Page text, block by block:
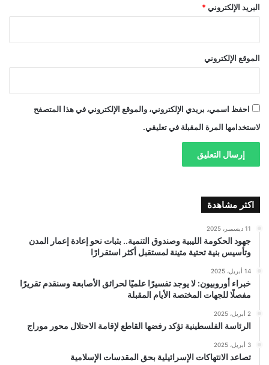
البريد الإلكتروني *
الموقع الإلكتروني
احفظ اسمي، بريدي الإلكتروني، والموقع الإلكتروني في هذا المتصفح
لاستخدامها المرة المقبلة في تعليقي.
اكثر مشاهدة
11 ديسمبر، 2025
جهود الحكومة الليبية وصندوق التنمية.. بثبات نحو إعادة إعمار المدن
وتأسيس بنية تحتية متينة لمستقبل أكثر استقرارًا
14 أبريل، 2025
خبراء أوروبيون: لا يوجد تفسيرًا علميًا لحرائق الأصابعة وسنقدم تقريرًا
مفصلًا للجهات المختصة الأيام المقبلة
2 أبريل، 2025
الرئاسة الفلسطينية تؤكد رفضها القاطع لإقامة الاحتلال محور موراج
3 أبريل، 2025
تصاعد الانتهاكات الإسرائيلية بحق المقدسات الإسلامية